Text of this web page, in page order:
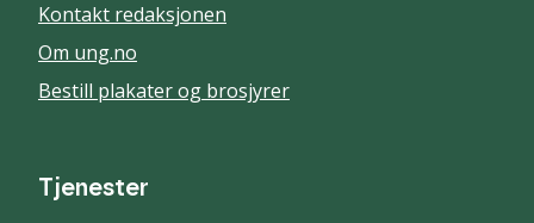
Kontakt redaksjonen
Om ung.no
Bestill plakater og brosjyrer
Tjenester